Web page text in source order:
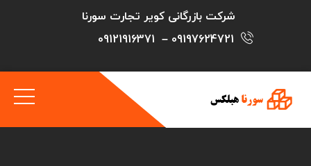
شرکت بازرگانی کویر تجارت سورنا
09197624721
–
09121916371